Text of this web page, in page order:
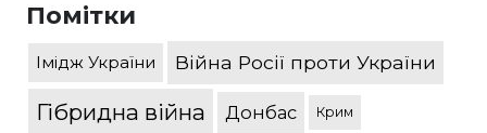
Помітки
Імідж України Війна Росії проти України
Гібридна війна Донбас Крим